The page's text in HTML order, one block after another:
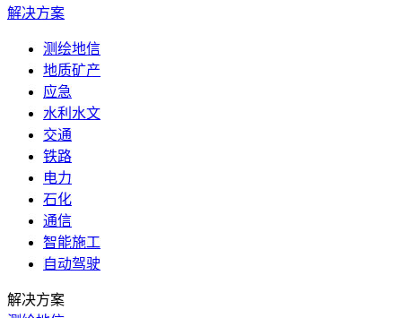
解决方案
测绘地信
地质矿产
应急
水利水文
交通
铁路
电力
石化
通信
智能施工
自动驾驶
解决方案